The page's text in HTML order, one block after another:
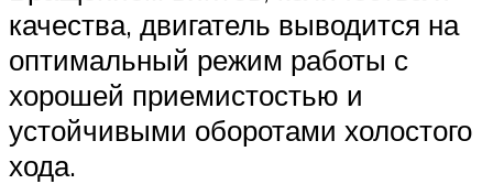
качества, двигатель выводится на
оптимальный режим работы с
хорошей приемистостью и
устойчивыми оборотами холостого
хода.